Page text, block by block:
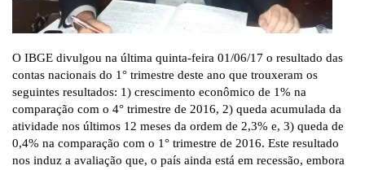
O IBGE divulgou na última quinta-feira 01/06/17 o resultado das
contas nacionais do 1° trimestre deste ano que trouxeram os
seguintes resultados: 1) crescimento econômico de 1% na
comparação com o 4° trimestre de 2016, 2) queda acumulada da
atividade nos últimos 12 meses da ordem de 2,3% e, 3) queda de
0,4% na comparação com o 1° trimestre de 2016. Este resultado
nos induz a avaliação que, o país ainda está em recessão, embora